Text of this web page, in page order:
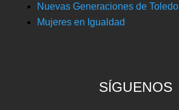
Nuevas Generaciones de Toledo
Mujeres en Igualdad
SÍGUENOS